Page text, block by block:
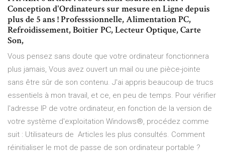
Conception d'Ordinateurs sur mesure en Ligne depuis
plus de 5 ans ! Professsionnelle, Alimentation PC,
Refroidissement, Boîtier PC, Lecteur Optique, Carte
Son,
Vous pensez sans doute que votre ordinateur fonctionnera
plus jamais, Vous avez ouvert un mail ou une pièce-jointe
sans être sûr de son contenu. J'ai appris beaucoup de trucs
essentiels à mon travail, et ce, en peu de temps. Pour vérifier
l'adresse IP de votre ordinateur, en fonction de la version de
votre système d'exploitation Windows®, procédez comme
suit : Utilisateurs de Articles les plus consultés. Comment
réinitialiser le mot de passe de son ordinateur portable ?